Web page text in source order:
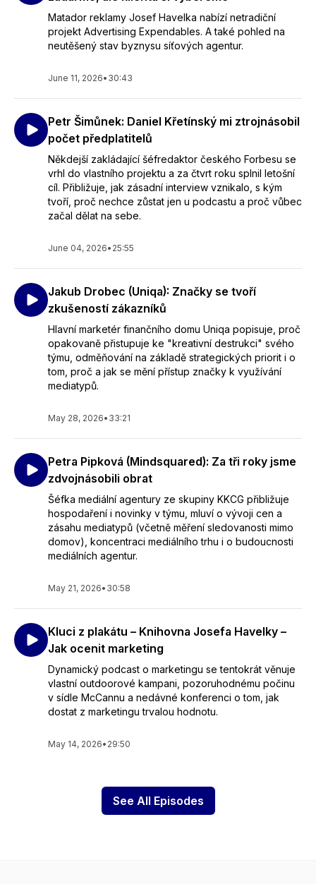
Matador reklamy Josef Havelka nabízí netradiční
projekt Advertising Expendables. A také pohled na
neutěšený stav byznysu síťových agentur.
June 11, 2026• 30:43
Petr Šimůnek: Daniel Křetínský mi ztrojnásobil
počet předplatitelů
Někdejší zakládající šéfredaktor českého Forbesu se
vrhl do vlastního projektu a za čtvrt roku splnil letošní
cíl. Přibližuje, jak zásadní interview vznikalo, s kým
tvoří, proč nechce zůstat jen u podcastu a proč vůbec
začal dělat na sebe.
June 04, 2026• 25:55
Jakub Drobec (Uniqa): Značky se tvoří
zkušeností zákazníků
Hlavní marketér finančního domu Uniqa popisuje, proč
opakovaně přistupuje ke "kreativní destrukci" svého
týmu, odměňování na základě strategických priorit i o
tom, proč a jak se mění přístup značky k využívání
mediatypů.
May 28, 2026• 33:21
Petra Pipková (Mindsquared): Za tři roky jsme
zdvojnásobili obrat
Šéfka mediální agentury ze skupiny KKCG přibližuje
hospodaření i novinky v týmu, mluví o vývoji cen a
zásahu mediatypů (včetně měření sledovanosti mimo
domov), koncentraci mediálního trhu i o budoucnosti
mediálních agentur.
May 21, 2026• 30:58
Kluci z plakátu – Knihovna Josefa Havelky –
Jak ocenit marketing
Dynamický podcast o marketingu se tentokrát věnuje
vlastní outdoorové kampani, pozoruhodnému počinu
v sídle McCannu a nedávné konferenci o tom, jak
dostat z marketingu trvalou hodnotu.
May 14, 2026• 29:50
See All Episodes